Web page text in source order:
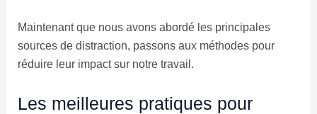
Maintenant que nous avons abordé les principales
sources de distraction, passons aux méthodes pour
réduire leur impact sur notre travail.
Les meilleures pratiques pour